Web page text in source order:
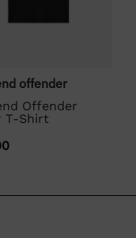
offender
Offender
T-Shirt